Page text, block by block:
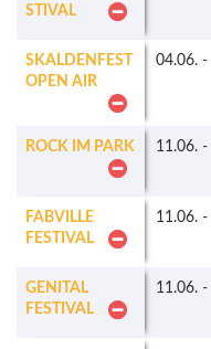
STIVAL
SKALDENFEST
OPEN AIR
04.06. -
ROCK IM PARK 11.06. -
FABVILLE
FESTIVAL
11.06. -
GENITAL
FESTIVAL
11.06. -